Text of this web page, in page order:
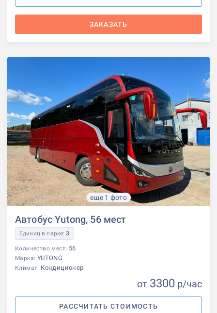
ЗАКАЗАТЬ
еще 1 фото
Автобус Yutong, 56 мест
Единиц в парке:3
Количество мест: 56
Марка: YUTONG
Климат: Кондиционер
от 3300 р/час
РАССЧИТАТЬ СТОИМОСТЬ